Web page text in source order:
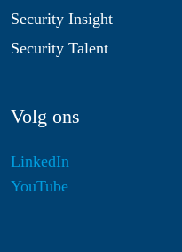
Security Insight
Security Talent
Volg ons
LinkedIn
YouTube